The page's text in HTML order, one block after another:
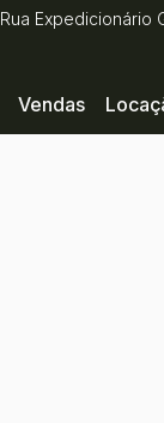
Rua Expedicionário
Vendas